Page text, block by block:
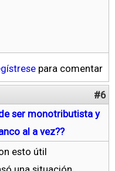
para comentar
#6
ser monotributista y
al a vez??
esto útil